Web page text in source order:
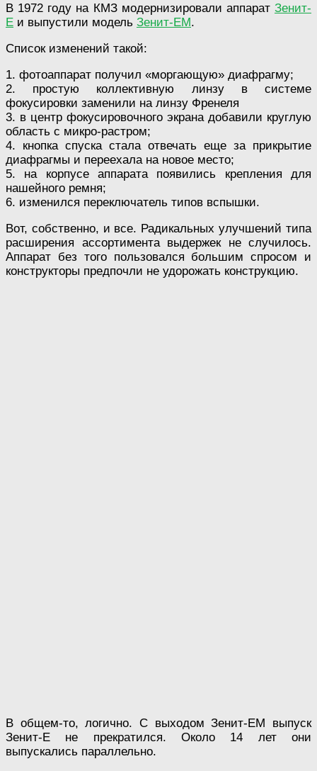
В 1972 году на КМЗ модернизировали аппарат Зенит-
Е и выпустили модель Зенит-ЕМ.
Список изменений такой:
1. фотоаппарат получил «моргающую» диафрагму;
2. простую коллективную линзу в системе
фокусировки заменили на линзу Френеля
3. в центр фокусировочного экрана добавили круглую
область с микро-растром;
4. кнопка спуска стала отвечать еще за прикрытие
диафрагмы и переехала на новое место;
5. на корпусе аппарата появились крепления для
нашейного ремня;
6. изменился переключатель типов вспышки.
Вот, собственно, и все. Радикальных улучшений типа
расширения ассортимента выдержек не случилось.
Аппарат без того пользовался большим спросом и
конструкторы предпочли не удорожать конструкцию.
В общем-то, логично. С выходом Зенит-ЕМ выпуск
Зенит-Е не прекратился. Около 14 лет они
выпускались параллельно.